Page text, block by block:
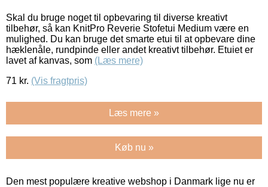
Skal du bruge noget til opbevaring til diverse kreativt
tilbehør, så kan KnitPro Reverie Stofetui Medium være en
mulighed. Du kan bruge det smarte etui til at opbevare dine
hæklenåle, rundpinde eller andet kreativt tilbehør. Etuiet er
lavet af kanvas, som (Læs mere)
71 kr. (Vis fragtpris)
Læs mere »
Køb nu »
Den mest populære kreative webshop i Danmark lige nu er